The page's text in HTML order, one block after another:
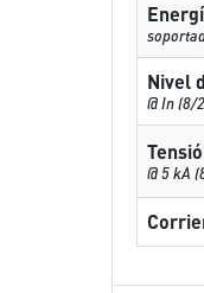
Nivel
@ In (8/
@ 5 kA